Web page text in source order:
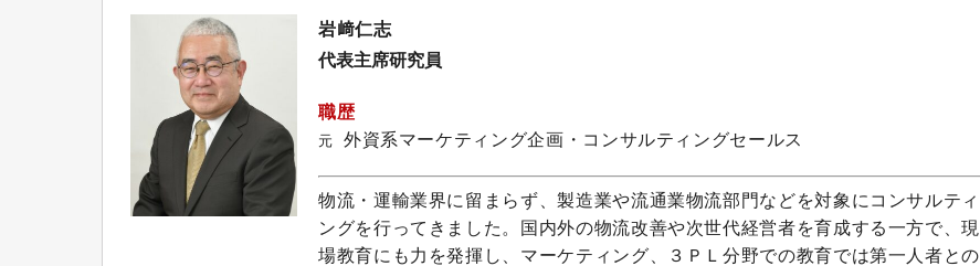
岩﨑仁志
代表主席研究員
職歴
元 外資系マーケティング企画・コンサルティングセールス
物流・運輸業界に留まらず、製造業や流通業物流部門などを対象にコンサルティ
ングを行ってきました。国内外の物流改善や次世代経営者を育成する一方で、現
場教育にも力を発揮し、マーケティング、３ＰＬ分野での教育では第一人者との